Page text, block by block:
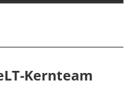
Kernteam